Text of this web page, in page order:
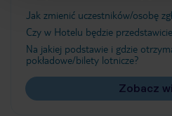
Jak zmienić uczestników/osobę
Czy w Hotelu będzie
Na jakiej podstawie i gdzie
pokładowe/bilety lotnicze?
Zobacz